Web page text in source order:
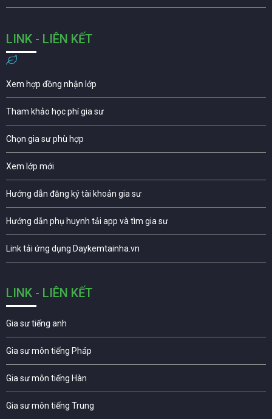
LINK - LIÊN KẾT
Xem hợp đồng nhận lớp
Tham khảo học phí gia sư
Chọn gia sư phù hợp
Xem lớp mới
Hướng dẫn đăng ký tài khoản gia sư
Hướng dẫn phụ huynh tải app và tìm gia sư
Link tải ứng dụng Daykemtainha.vn
LINK - LIÊN KẾT
Gia sư tiếng anh
Gia sư môn tiếng Pháp
Gia sư môn tiếng Hàn
Gia sư môn tiếng Trung